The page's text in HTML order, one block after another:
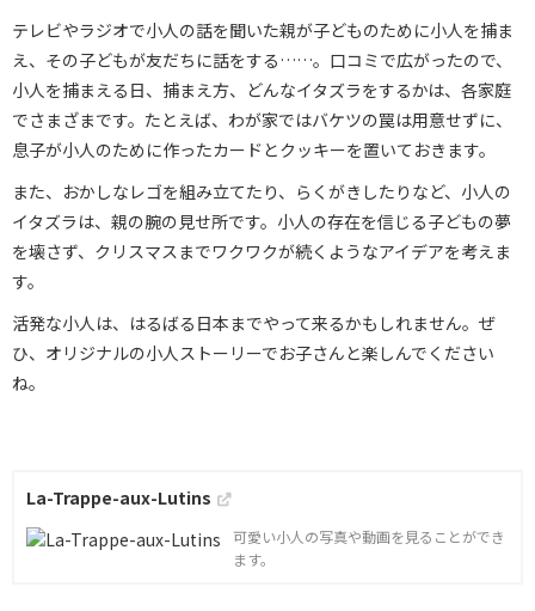
テレビやラジオで小人の話を聞いた親が子どものために小人を捕ま
え、その子どもが友だちに話をする……。口コミで広がったので、
小人を捕まえる日、捕まえ方、どんなイタズラをするかは、各家庭
でさまざまです。たとえば、わが家ではバケツの罠は用意せずに、
息子が小人のために作ったカードとクッキーを置いておきます。
また、おかしなレゴを組み立てたり、らくがきしたりなど、小人の
イタズラは、親の腕の見せ所です。小人の存在を信じる子どもの夢
を壊さず、クリスマスまでワクワクが続くようなアイデアを考えま
す。
活発な小人は、はるばる日本までやって来るかもしれません。ぜ
ひ、オリジナルの小人ストーリーでお子さんと楽しんでください
ね。
La-Trappe-aux-Lutins
可愛い小人の写真や動画を見ることができ
ます。